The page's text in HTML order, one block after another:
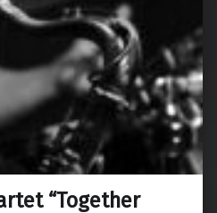
“Together